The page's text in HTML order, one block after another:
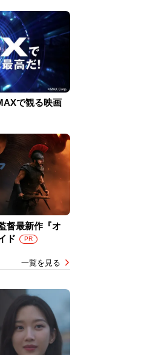
で観る映画
督最新作『オ
ド
PR
一覧を見る